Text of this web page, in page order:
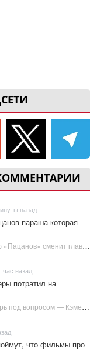
назад
параша которая
Новый спин-офф «Пацанов» сменит главного героя | Plugged In Ru
час назад
потратил на
«Аватар 4» теперь под вопросом — Кэмерон решил отойти от продолжения | Plugged In Ru
что фильмы про